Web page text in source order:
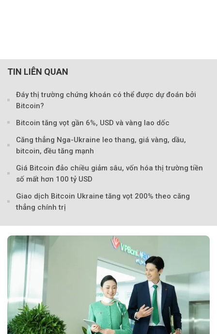
Theo
TIN LIÊN QUAN
Đáy thị trường chứng khoán có thể được dự đoán bởi
Bitcoin?
Bitcoin tăng vọt gần 6%, USD và vàng lao dốc
Căng thẳng Nga-Ukraine leo thang, giá vàng, dầu,
bitcoin, đều tăng mạnh
Giá Bitcoin đảo chiều giảm sâu, vốn hóa thị trường tiền
số mất hơn 100 tỷ USD
Giao dịch Bitcoin Ukraine tăng vọt 200% theo căng
thẳng chính trị